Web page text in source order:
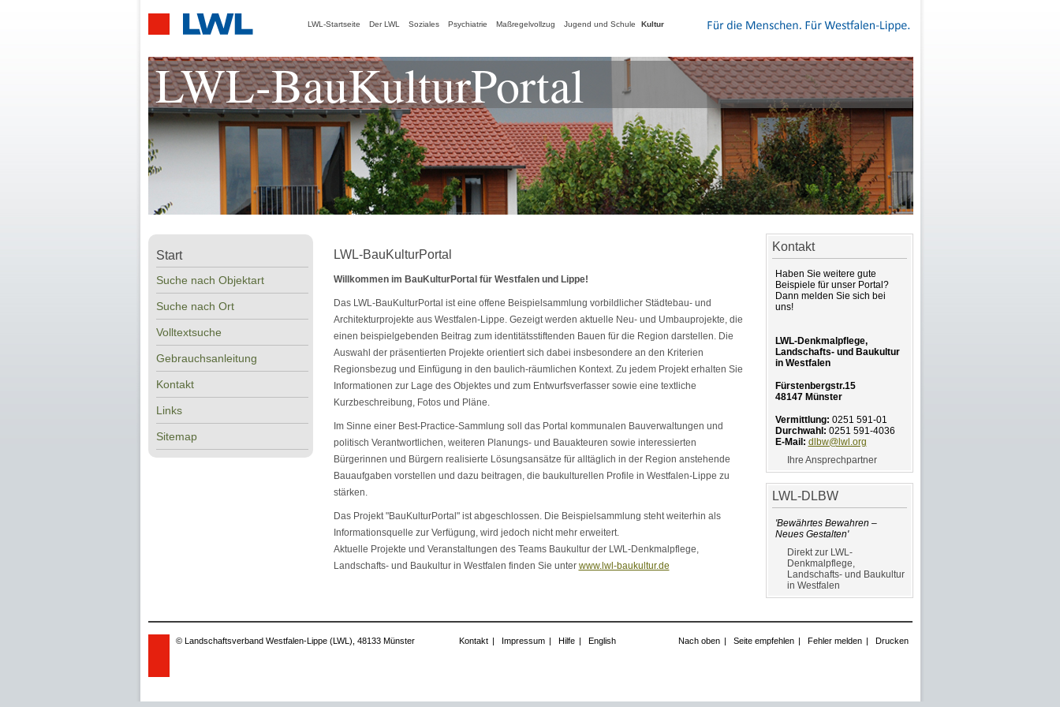
LWL-Startseite Der LWL Soziales Psychiatrie Maßregelvollzug Jugend und Schule Kultur
LWL-BauKulturPortal
Start
Suche nach Objektart
Suche nach Ort
Volltextsuche
Gebrauchsanleitung
Kontakt
Links
Sitemap
LWL-BauKulturPortal
Willkommen im BauKulturPortal für Westfalen und Lippe!
Das LWL-BauKulturPortal ist eine offene Beispielsammlung vorbildlicher Städtebau- und
Architekturprojekte aus Westfalen-Lippe. Gezeigt werden aktuelle Neu- und Umbauprojekte, die
einen beispielgebenden Beitrag zum identitätsstiftenden Bauen für die Region darstellen. Die
Auswahl der präsentierten Projekte orientiert sich dabei insbesondere an den Kriterien
Regionsbezug und Einfügung in den baulich-räumlichen Kontext. Zu jedem Projekt erhalten Sie
Informationen zur Lage des Objektes und zum Entwurfsverfasser sowie eine textliche
Kurzbeschreibung, Fotos und Pläne.
Im Sinne einer Best-Practice-Sammlung soll das Portal kommunalen Bauverwaltungen und
politisch Verantwortlichen, weiteren Planungs- und Bauakteuren sowie interessierten
Bürgerinnen und Bürgern realisierte Lösungsansätze für alltäglich in der Region anstehende
Bauaufgaben vorstellen und dazu beitragen, die baukulturellen Profile in Westfalen-Lippe zu
stärken.
Das Projekt "BauKulturPortal" ist abgeschlossen. Die Beispielsammlung steht weiterhin als
Informationsquelle zur Verfügung, wird jedoch nicht mehr erweitert.
Aktuelle Projekte und Veranstaltungen des Teams Baukultur der LWL-Denkmalpflege,
Landschafts- und Baukultur in Westfalen finden Sie unter www.lwl-baukultur.de
Kontakt
Haben Sie weitere gute
Beispiele für unser Portal?
Dann melden Sie sich bei
uns!
LWL-Denkmalpflege,
Landschafts- und Baukultur
in Westfalen
Fürstenbergstr.15
48147 Münster
Vermittlung: 0251 591-01
Durchwahl: 0251 591-4036
E-Mail: dlbw@lwl.org
Ihre Ansprechpartner
LWL-DLBW
'Bewährtes Bewahren –
Neues Gestalten'
Direkt zur LWL-
Denkmalpflege,
Landschafts- und Baukultur
in Westfalen
© Landschaftsverband Westfalen-Lippe (LWL), 48133 Münster Kontakt | Impressum | Hilfe | English Nach oben | Seite empfehlen | Fehler melden | Drucken